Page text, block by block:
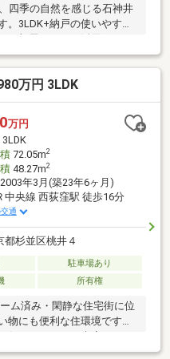
四季の自然を感じる石神井
3LDK+納戸の使いやすい
お部屋としても活用いただ
日の生活も便利です。規定
も可能な安心の立地条件で
てゆったりとお過ごしいた
を一部修正したイメージ
万円 3LDK
万円
3LDK
72.05m2
48.27m2
2003年3月(築23年6ヶ月)
中央線 西荻窪駅 徒歩16分
通
都杉並区桃井４
駐車場あり
所有権
ム済み・閑静な住宅街に位
物にも便利な住環境です・
ト！■交通アクセス■・ＪＲ